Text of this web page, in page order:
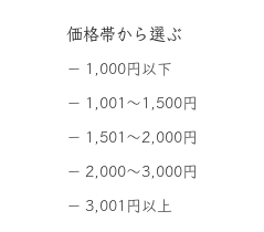
価格帯から選ぶ
1,000円以下
1,001～1,500円
1,501～2,000円
2,000～3,000円
3,001円以上